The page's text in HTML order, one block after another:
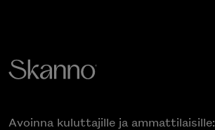
Avoinna kuluttajille ja ammattilaisille: